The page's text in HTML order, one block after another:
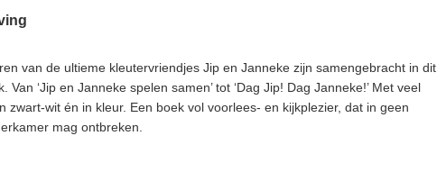
van de ultieme kleutervriendjes Jip en Janneke zijn samengebracht in dit
Van ‘Jip en Janneke spelen samen’ tot ‘Dag Jip! Dag Janneke!’ Met veel
zwart-wit én in kleur. Een boek vol voorlees- en kijkplezier, dat in geen
mag ontbreken.